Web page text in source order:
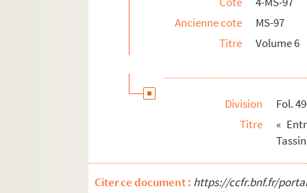
Ancienne cote
MS-97
Titre
Volume 6
Division
Fol.
Titre
«
Citer ce document : https://ccfr.bnf.fr/